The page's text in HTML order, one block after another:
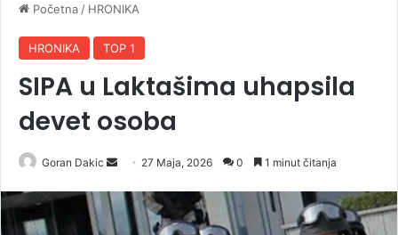
Početna / HRONIKA
HRONIKA TOP 1
SIPA u Laktašima uhapsila
devet osoba
Goran Dakic 27 Maja, 2026 0 1 minut čitanja